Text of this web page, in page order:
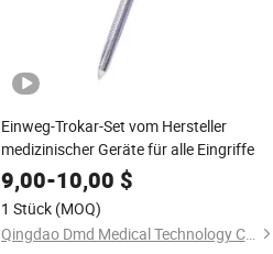
Einweg-Trokar-Set vom Hersteller
medizinischer Geräte für alle Eingriffe
9,00-10,00 $
1 Stück (MOQ)
Qingdao Dmd Medical Technology Co., Ltd.